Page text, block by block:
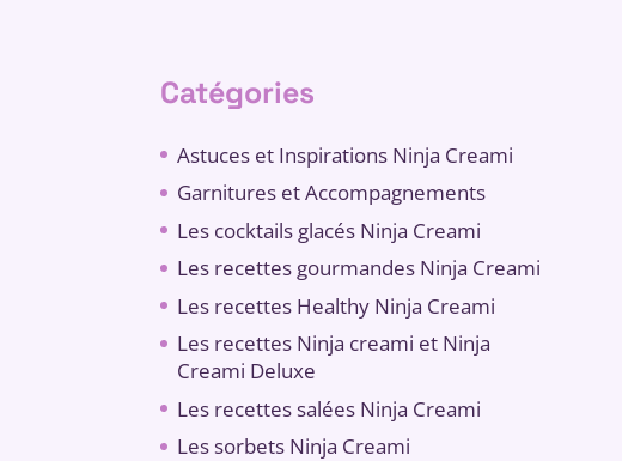
Catégories
Astuces et Inspirations Ninja Creami
Garnitures et Accompagnements
Les cocktails glacés Ninja Creami
Les recettes gourmandes Ninja Creami
Les recettes Healthy Ninja Creami
Les recettes Ninja creami et Ninja
Creami Deluxe
Les recettes salées Ninja Creami
Les sorbets Ninja Creami